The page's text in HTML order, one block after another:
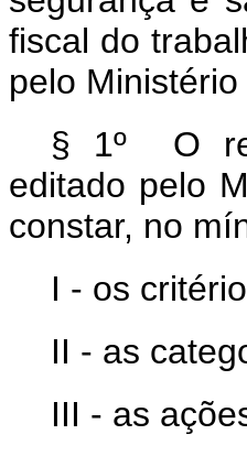
fiscal do
pelo
§ 1º O
editado pelo
constar, no
I - os
II - as
III - as